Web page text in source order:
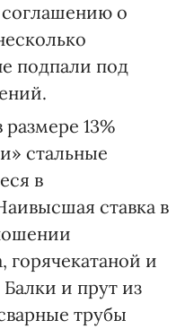
о
подпали под
13%
стальные
в
ставка в
горячекатаной и
и прут из
трубы